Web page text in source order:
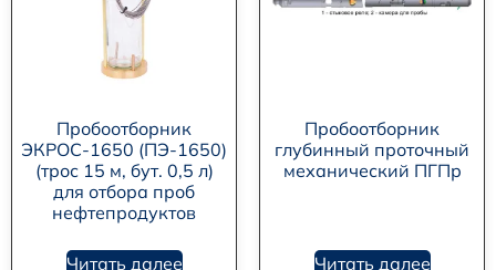
Пробоотборник
ЭКРОС-1650 (ПЭ-1650)
(трос 15 м, бут. 0,5 л)
для отбора проб
нефтепродуктов
Читать далее
Пробоотборник
глубинный проточный
механический ПГПр
Читать далее